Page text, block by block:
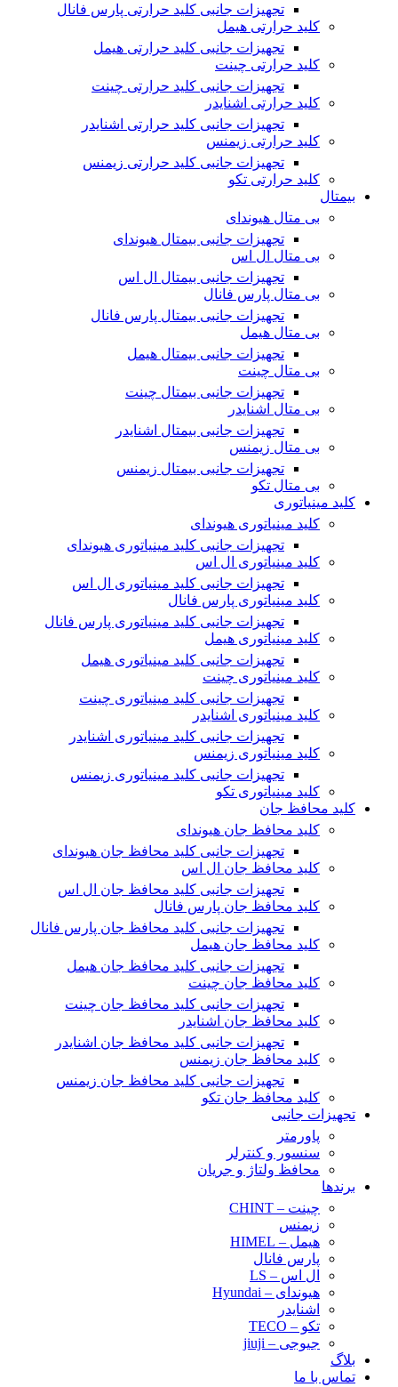
تجهیزات جانبی کلید حرارتی پارس فانال
کلید حرارتی هیمل
تجهیزات جانبی کلید حرارتی هیمل
کلید حرارتی چینت
تجهیزات جانبی کلید حرارتی چینت
کلید حرارتی اشنایدر
تجهیزات جانبی کلید حرارتی اشنایدر
کلید حرارتی زیمنس
تجهیزات جانبی کلید حرارتی زیمنس
کلید حرارتی تکو
بیمتال
بی متال هیوندای
تجهیزات جانبی بیمتال هیوندای
بی متال ال اس
تجهیزات جانبی بیمتال ال اس
بی متال پارس فانال
تجهیزات جانبی بیمتال پارس فانال
بی متال هیمل
تجهیزات جانبی بیمتال هیمل
بی متال چینت
تجهیزات جانبی بیمتال چینت
بی متال اشنایدر
تجهیزات جانبی بیمتال اشنایدر
بی متال زیمنس
تجهیزات جانبی بیمتال زیمنس
بی متال تکو
کلید مینیاتوری
کلید مینیاتوری هیوندای
تجهیزات جانبی کلید مینیاتوری هیوندای
کلید مینیاتوری ال اس
تجهیزات جانبی کلید مینیاتوری ال اس
کلید مینیاتوری پارس فانال
تجهیزات جانبی کلید مینیاتوری پارس فانال
کلید مینیاتوری هیمل
تجهیزات جانبی کلید مینیاتوری هیمل
کلید مینیاتوری چینت
تجهیزات جانبی کلید مینیاتوری چینت
کلید مینیاتوری اشنایدر
تجهیزات جانبی کلید مینیاتوری اشنایدر
کلید مینیاتوری زیمنس
تجهیزات جانبی کلید مینیاتوری زیمنس
کلید مینیاتوری تکو
کلید محافظ جان
کلید محافظ جان هیوندای
تجهیزات جانبی کلید محافظ جان هیوندای
کلید محافظ جان ال اس
تجهیزات جانبی کلید محافظ جان ال اس
کلید محافظ جان پارس فانال
تجهیزات جانبی کلید محافظ جان پارس فانال
کلید محافظ جان هیمل
تجهیزات جانبی کلید محافظ جان هیمل
کلید محافظ جان چینت
تجهیزات جانبی کلید محافظ جان چینت
کلید محافظ جان اشنایدر
تجهیزات جانبی کلید محافظ جان اشنایدر
کلید محافظ جان زیمنس
تجهیزات جانبی کلید محافظ جان زیمنس
کلید محافظ جان تکو
تجهیزات جانبی
پاورمتر
سنسور و کنترلر
محافظ ولتاژ و‌ جریان
برندها
چینت – CHINT
زیمنس
هیمل – HIMEL
پارس فانال
ال اس – LS
هیوندای – Hyundai
اشنایدر
تکو – TECO
جیوجی – jiuji
بلاگ
تماس با ما